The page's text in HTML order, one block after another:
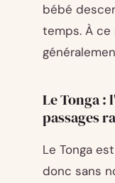
bébé
temps. À ce
Le Tonga :
passages
Le Tonga
donc sans